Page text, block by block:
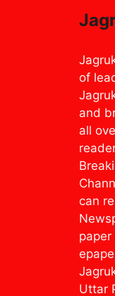
of
and
all
can
Uttar